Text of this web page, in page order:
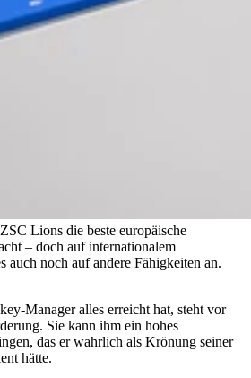
Lions die beste europäische
– doch auf internationalem
auch noch auf andere Fähigkeiten an.
Manager alles erreicht hat, steht vor
Sie kann ihm ein hohes
das er wahrlich als Krönung seiner
hätte.